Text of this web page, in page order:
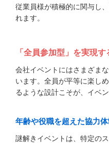
従業員様が積極的に関与し
れます。
「全員参加型」を実現
会社イベントにはさまざま
います。全員が平等に楽し
るような設計こそが、イベ
年齢や役職を超えた協力
謎解きイベントは、特定の